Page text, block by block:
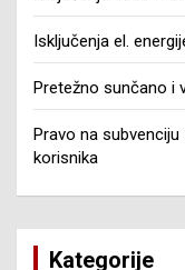
Isključenja el.
Pretežno sunčano i
Pravo na
korisnika
Kategorije